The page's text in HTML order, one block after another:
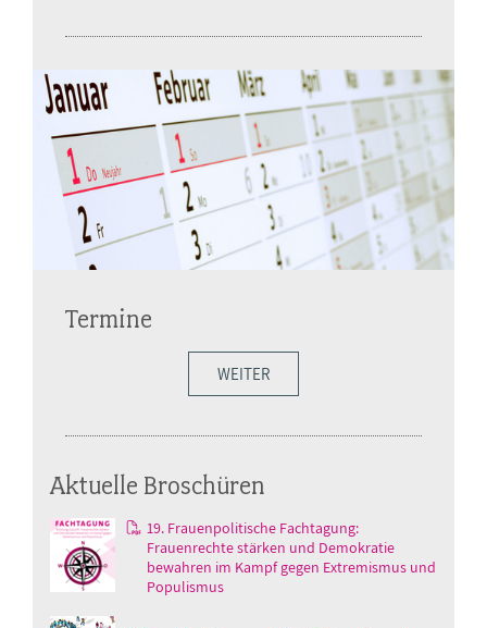
Termine
WEITER
Aktuelle Broschüren
19. Frauenpolitische Fachtagung:
Frauenrechte stärken und Demokratie
bewahren im Kampf gegen Extremismus und
Populismus